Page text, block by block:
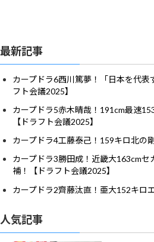
最新記事
カープドラ6西川篤夢！「日本を代表
フト会議2025】
カープドラ5赤木晴哉！191cm最速
【ドラフト会議2025】
カープドラ4工藤泰己！159キロ北の
カープドラ3勝田成！近畿大163cm
補！【ドラフト会議2025】
カープドラ2齊藤汰直！亜大152キロ
人気記事